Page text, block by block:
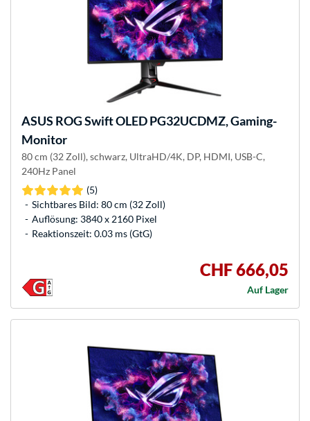
ASUS ROG Swift OLED PG32UCDMZ, Gaming-
Monitor
80 cm (32 Zoll), schwarz, UltraHD/4K, DP, HDMI, USB-C,
240Hz Panel
(5)
Sichtbares Bild: 80 cm (32 Zoll)
Auflösung: 3840 x 2160 Pixel
Reaktionszeit: 0.03 ms (GtG)
CHF 666,05
Auf Lager